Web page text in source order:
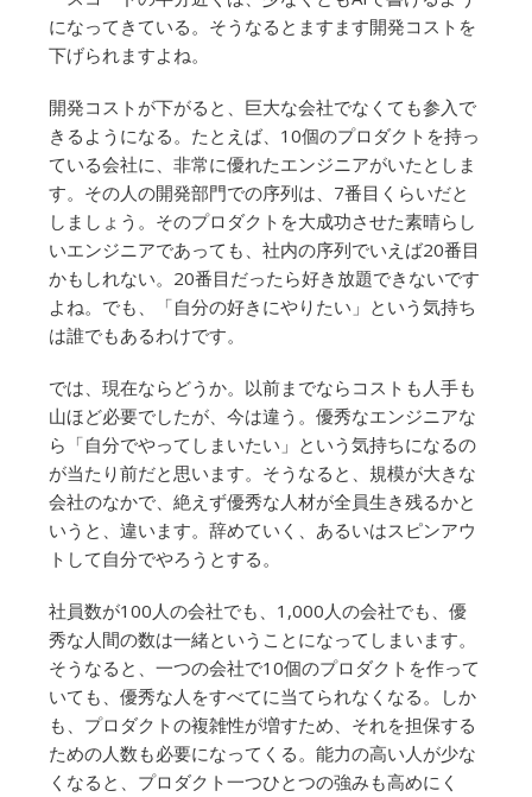
になってきている。そうなるとますます開発コストを
下げられますよね。
開発コストが下がると、巨大な会社でなくても参入で
きるようになる。たとえば、10個のプロダクトを持っ
ている会社に、非常に優れたエンジニアがいたとしま
す。その人の開発部門での序列は、7番目くらいだと
しましょう。そのプロダクトを大成功させた素晴らし
いエンジニアであっても、社内の序列でいえば20番目
かもしれない。20番目だったら好き放題できないです
よね。でも、「自分の好きにやりたい」という気持ち
は誰でもあるわけです。
では、現在ならどうか。以前までならコストも人手も
山ほど必要でしたが、今は違う。優秀なエンジニアな
ら「自分でやってしまいたい」という気持ちになるの
が当たり前だと思います。そうなると、規模が大きな
会社のなかで、絶えず優秀な人材が全員生き残るかと
いうと、違います。辞めていく、あるいはスピンアウ
トして自分でやろうとする。
社員数が100人の会社でも、1,000人の会社でも、優
秀な人間の数は一緒ということになってしまいます。
そうなると、一つの会社で10個のプロダクトを作って
いても、優秀な人をすべてに当てられなくなる。しか
も、プロダクトの複雑性が増すため、それを担保する
ための人数も必要になってくる。能力の高い人が少な
くなると、プロダクト一つひとつの強みも高めにく